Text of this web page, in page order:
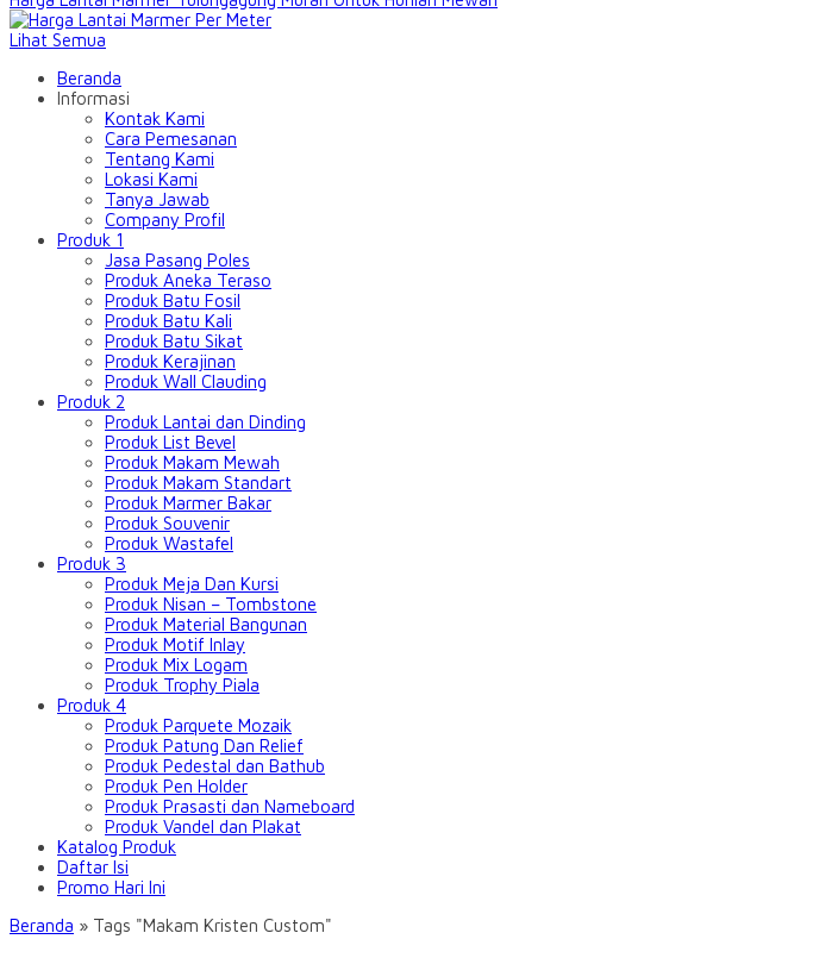
Lihat Semua
Beranda
Informasi
Kontak Kami
Cara Pemesanan
Tentang Kami
Lokasi Kami
Tanya Jawab
Company Profil
Produk 1
Jasa Pasang Poles
Produk Aneka Teraso
Produk Batu Fosil
Produk Batu Kali
Produk Batu Sikat
Produk Kerajinan
Produk Wall Clauding
Produk 2
Produk Lantai dan Dinding
Produk List Bevel
Produk Makam Mewah
Produk Makam Standart
Produk Marmer Bakar
Produk Souvenir
Produk Wastafel
Produk 3
Produk Meja Dan Kursi
Produk Nisan – Tombstone
Produk Material Bangunan
Produk Motif Inlay
Produk Mix Logam
Produk Trophy Piala
Produk 4
Produk Parquete Mozaik
Produk Patung Dan Relief
Produk Pedestal dan Bathub
Produk Pen Holder
Produk Prasasti dan Nameboard
Produk Vandel dan Plakat
Katalog Produk
Daftar Isi
Promo Hari Ini
Beranda » Tags "Makam Kristen Custom"